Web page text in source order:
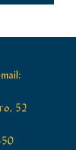
52